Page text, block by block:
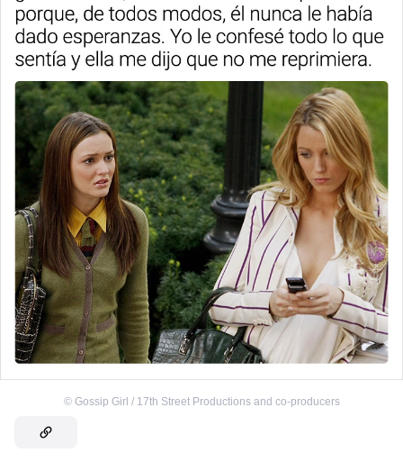
© Gossip Girl / 17th Street Productions and co-producers